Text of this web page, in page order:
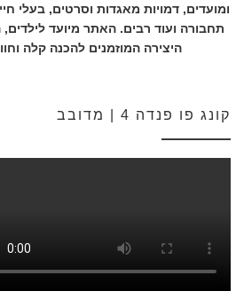
ומועדים, דמויות מאגדות וסרטים, בעלי
תחבורה ועוד רבים. האתר מיועד לילדים,
היצירה המוזמנים להכנה קלה
קונג פו פנדה 4 | מדובב